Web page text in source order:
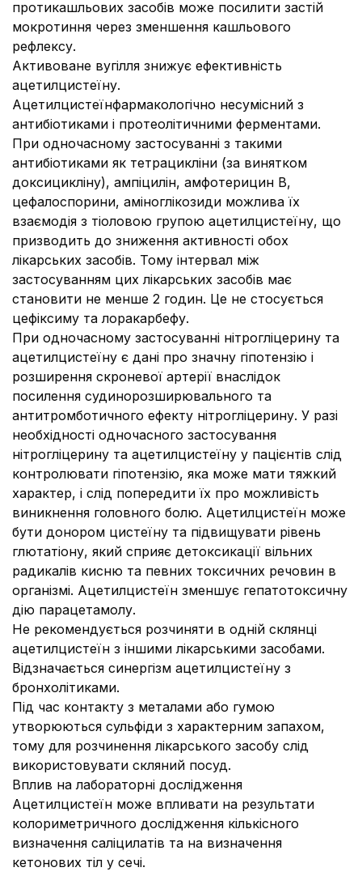
протикашльових засобів може посилити застій
мокротиння через зменшення кашльового
рефлексу.
Активоване вугілля знижує ефективність
ацетилцистеїну.
Ацетилцистеїнфармакологічно несумісний з
антибіотиками і протеолітичними ферментами.
При одночасному застосуванні з такими
антибіотиками як тетрацикліни (за винятком
доксицикліну), ампіцилін, амфотерицин В,
цефалоспорини, аміноглікозиди можлива їх
взаємодія з тіоловою групою ацетилцистеїну, що
призводить до зниження активності обох
лікарських засобів. Тому інтервал між
застосуванням цих лікарських засобів має
становити не менше 2 годин. Це не стосується
цефіксиму та лоракарбефу.
При одночасному застосуванні нітрогліцерину та
ацетилцистеїну є дані про значну гіпотензію і
розширення скроневої артерії внаслідок
посилення судинорозширювального та
антитромботичного ефекту нітрогліцерину. У разі
необхідності одночасного застосування
нітрогліцерину та ацетилцистеїну у пацієнтів слід
контролювати гіпотензію, яка може мати тяжкий
характер, і слід попередити їх про можливість
виникнення головного болю. Ацетилцистеїн може
бути донором цистеїну та підвищувати рівень
глютатіону, який сприяє детоксикації вільних
радикалів кисню та певних токсичних речовин в
організмі. Ацетилцистеїн зменшує гепатотоксичну
дію парацетамолу.
Не рекомендується розчиняти в одній склянці
ацетилцистеїн з іншими лікарськими засобами.
Відзначається синергізм ацетилцистеїну з
бронхолітиками.
Під час контакту з металами або гумою
утворюються сульфіди з характерним запахом,
тому для розчинення лікарського засобу слід
використовувати скляний посуд.
Вплив на лабораторні дослідження
Ацетилцистеїн може впливати на результати
колориметричного дослідження кількісного
визначення саліцилатів та на визначення
кетонових тіл у сечi.